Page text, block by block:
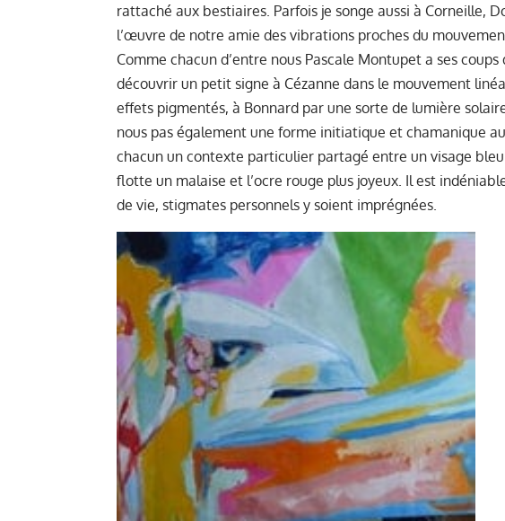
rattaché aux bestiaires. Parfois je songe aussi à Corneille,
l’œuvre de notre amie des vibrations proches du
Comme chacun d’entre nous Pascale Montupet a ses
découvrir un petit signe à Cézanne dans le mouvement
effets pigmentés, à Bonnard par une sorte de lumière
nous pas également une forme initiatique et chamanique
chacun un contexte particulier partagé entre un visage
flotte un malaise et l’ocre rouge plus joyeux. Il est
de vie, stigmates personnels y soient imprégnées.